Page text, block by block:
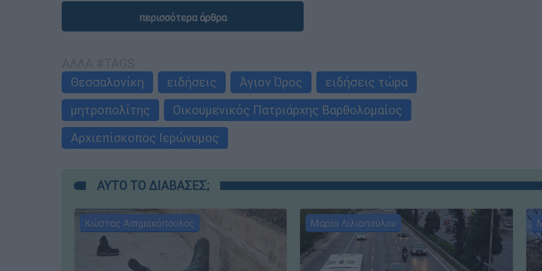
περισσότερα άρθρα
Θεσσαλονίκη
ειδήσεις Άγιον Όρος
ειδήσεις τώρα
μητροπολίτης
Οικουμενικός Πατριάρχης Βαρθολομαίος
Αρχιεπίσκοπος Ιερώνυμος
ΑΥΤΟ ΤΟ ΔΙΑΒΑΣΕΣ;
Κώστας Ασημακόπουλος Μαρία Λιλιοπούλου